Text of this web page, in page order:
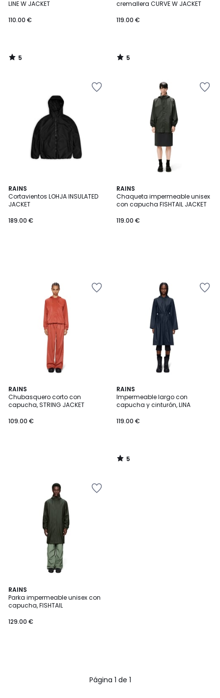
LINE W JACKET
110.00 €
5
5
/
cremallera CURVE W JACKET
119.00 €
5
5
/
RAINS
Cortavientos LOHJA INSULATED
JACKET
189.00 €
RAINS
Chaqueta impermeable unisex
con capucha FISHTAIL JACKET
119.00 €
RAINS
Chubasquero corto con
capucha, STRING JACKET
109.00 €
RAINS
Impermeable largo con
capucha y cinturón, LINA
119.00 €
5
/
5
5
/
RAINS
Parka impermeable unisex con
capucha, FISHTAIL
129.00 €
Página 1 de 1